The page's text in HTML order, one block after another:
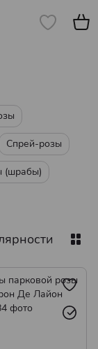
Спрей-розы
(шрабы)